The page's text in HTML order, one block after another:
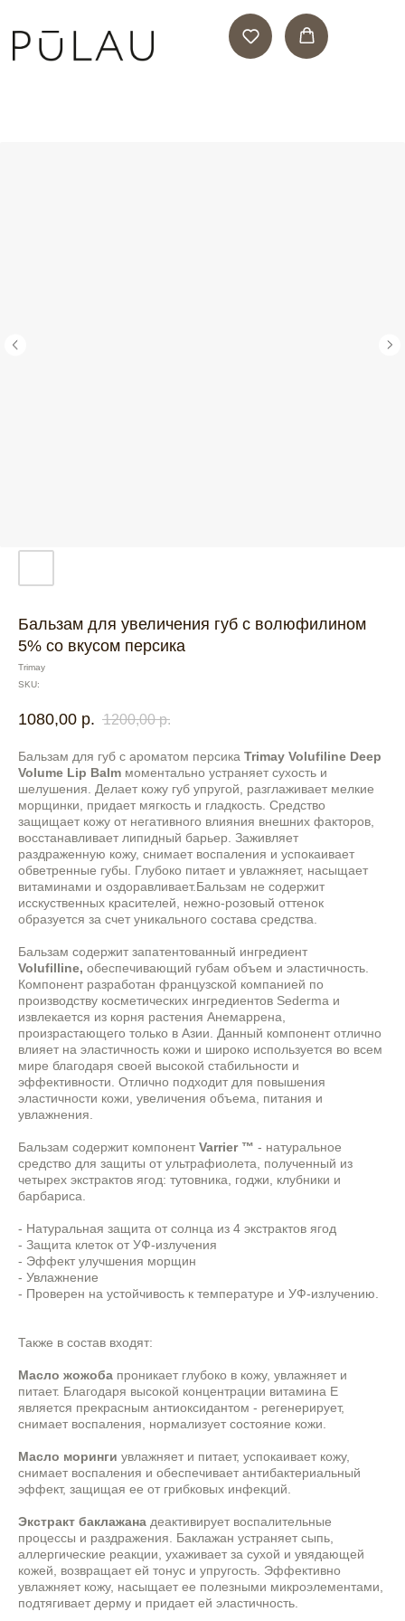
Бальзам для увеличения губ с волюфилином
5% со вкусом персика
Trimay
SKU:
1080,00 р. 1200,00 р.
Бальзам для губ с ароматом персика Trimay Volufiline Deep
Volume Lip Balm моментально устраняет сухость и
шелушения. Делает кожу губ упругой, разглаживает мелкие
морщинки, придает мягкость и гладкость. Средство
защищает кожу от негативного влияния внешних факторов,
восстанавливает липидный барьер. Заживляет
раздраженную кожу, снимает воспаления и успокаивает
обветренные губы. Глубоко питает и увлажняет, насыщает
витаминами и оздоравливает.Бальзам не содержит
исскуственных красителей, нежно-розовый оттенок
образуется за счет уникального состава средства.
Бальзам содержит запатентованный ингредиент
Volufilline, обеспечивающий губам объем и эластичность.
Компонент разработан французской компанией по
производству косметических ингредиентов Sederma и
извлекается из корня растения Анемаррена,
произрастающего только в Азии. Данный компонент отлично
влияет на эластичность кожи и широко используется во всем
мире благодаря своей высокой стабильности и
эффективности. Отлично подходит для повышения
эластичности кожи, увеличения объема, питания и
увлажнения.
Бальзам содержит компонент Varrier ™ - натуральное
средство для защиты от ультрафиолета, полученный из
четырех экстрактов ягод: тутовника, годжи, клубники и
барбариса.
- Натуральная защита от солнца из 4 экстрактов ягод
- Защита клеток от УФ-излучения
- Эффект улучшения морщин
- Увлажнение
- Проверен на устойчивость к температуре и УФ-излучению.
Также в состав входят:
Масло жожоба проникает глубоко в кожу, увлажняет и
питает. Благодаря высокой концентрации витамина Е
является прекрасным антиоксидантом - регенерирует,
снимает воспаления, нормализует состояние кожи.
Масло моринги увлажняет и питает, успокаивает кожу,
снимает воспаления и обеспечивает антибактериальный
эффект, защищая ее от грибковых инфекций.
Экстракт баклажана деактивирует воспалительные
процессы и раздражения. Баклажан устраняет сыпь,
аллергические реакции, ухаживает за сухой и увядающей
кожей, возвращает ей тонус и упругость. Эффективно
увлажняет кожу, насыщает ее полезными микроэлементами,
подтягивает дерму и придает ей эластичность.